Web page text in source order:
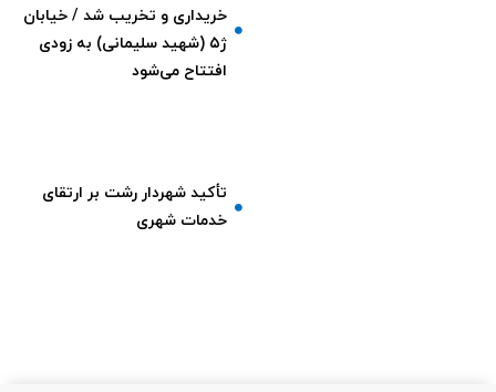
خریداری و تخریب شد / خیابان
ژ۵ (شهید سلیمانی) به زودی
افتتاح می‌شود
تأکید شهردار رشت بر ارتقای
خدمات شهری